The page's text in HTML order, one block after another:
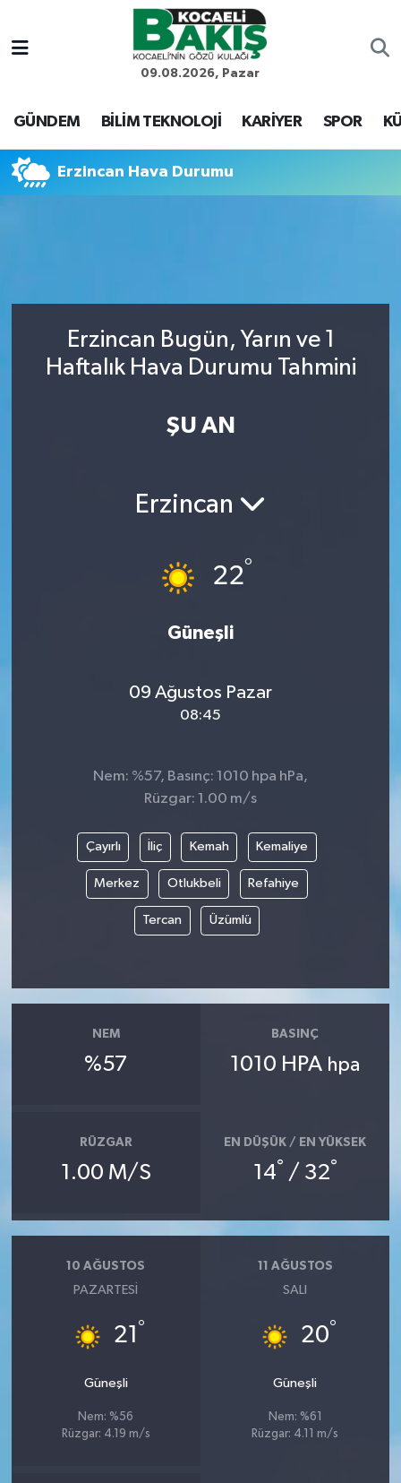
09.08.2026, Pazar
GÜNDEM BİLİM TEKNOLOJİ KARİYER SPOR
Erzincan Hava Durumu
Erzincan Bugün, Yarın ve 1
Haftalık Hava Durumu Tahmini
ŞU AN
Erzincan
22°
Güneşli
09 Ağustos Pazar
08:45
Nem: %57, Basınç: 1010 hpa hPa,
Rüzgar: 1.00 m/s
Çayırlı İliç Kemah Kemaliye
Merkez Otlukbeli Refahiye
Tercan Üzümlü
NEM
%57
BASINÇ
1010 HPA hpa
RÜZGAR
1.00 M/S
EN DÜŞÜK / EN YÜKSEK
14° / 32°
10 AĞUSTOS
PAZARTESI
21 °
Güneşli
Nem: %56
Rüzgar: 4.19 m/s
11 AĞUSTOS
SALI
20°
Güneşli
Nem: %61
Rüzgar: 4.11 m/s
Kocaeli Nöbetçi Eczaneler
Kocaeli Hava Durumu
Haber Arşivi